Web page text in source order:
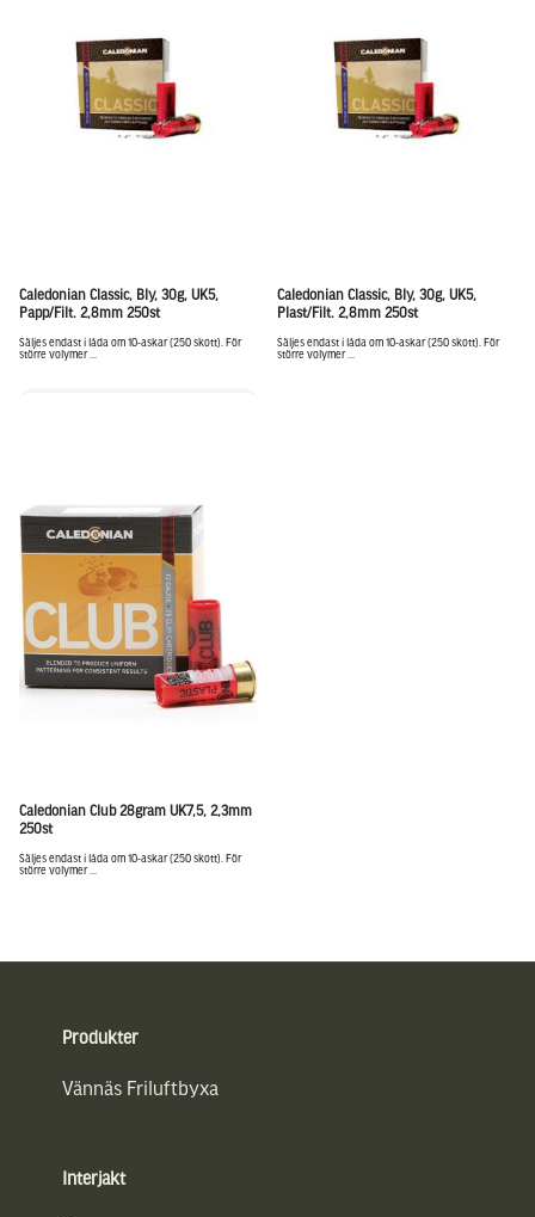
Caledonian Classic, Bly, 30g, UK5,
Papp/Filt. 2,8mm 250st
Säljes endast i låda om 10-askar (250 skott). För
större volymer ...
Caledonian Classic, Bly, 30g, UK5,
Plast/Filt. 2,8mm 250st
Säljes endast i låda om 10-askar (250 skott). För
större volymer ...
Caledonian Club 28gram UK7,5, 2,3mm
250st
Säljes endast i låda om 10-askar (250 skott). För
större volymer ...
Produkter
Vännäs Friluftbyxa
Interjakt